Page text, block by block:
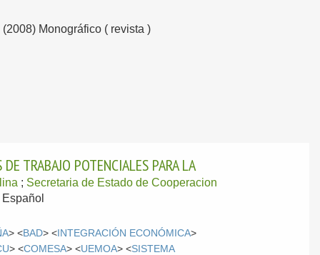
Monográfico ( revista )
TRABAJO POTENCIALES PARA LA
; Secretaria de Estado de Cooperacion
Español
> <BAD> < INTEGRACIÓN ECONÓMICA>
> <COMESA> <UEMOA> <SISTEMA